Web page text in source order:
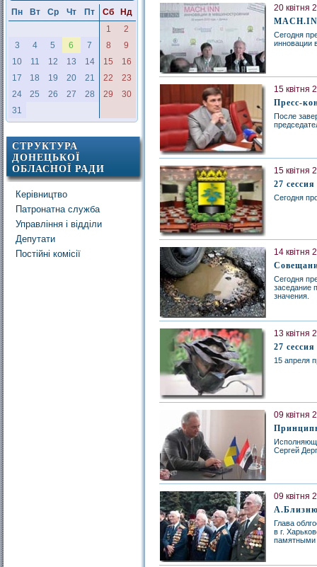
Пн Вт Ср Чт Пт Сб
Нд
1
2
3
4 5 6 7 8
9
10
11 12 13 14 15
16
17
18 19 20 21 22
23
24
25 26 27 28 29
30
31
СТРУКТУРА
ДОНЕЦЬКОЇ
ОБЛАСНОЇ РАДИ
Керівництво
Патронатна служба
Управління і відділи
Депутати
Постійні комісії
20 квітня
Сегодня
инновации
15 квітня
Пресс-
После
15 квітня
27
Сегодня
14 квітня
Сегодня
заседание
значения.
13 квітня
27
15 апреля
09 квітня
Сергей
09 квітня
Глава
в г.
памятными